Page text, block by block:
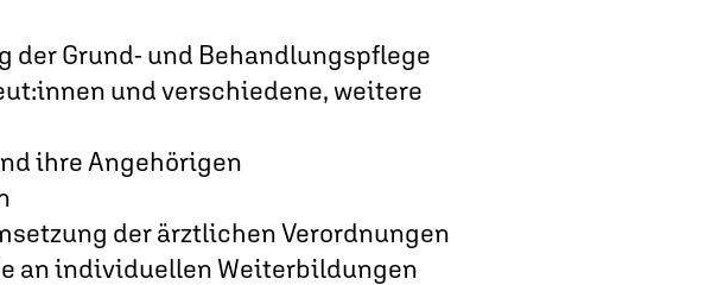
Grund- und Behandlungspflege
und verschiedene, weitere
ihre Angehörigen
der ärztlichen Verordnungen
an individuellen Weiterbildungen